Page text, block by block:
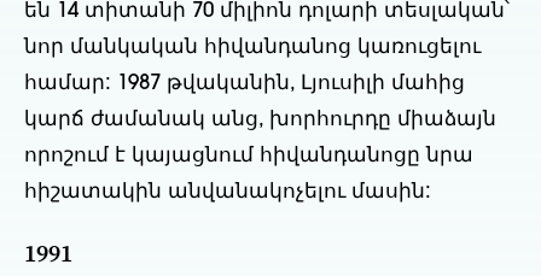
են 14 տիտանի 70 միլիոն դոլարի տեսլական՝
նոր մանկական հիվանդանոց կառուցելու
համար: 1987 թվականին, Լյուսիլի մահից
կարճ ժամանակ անց, խորհուրդը միաձայն
որոշում է կայացնում հիվանդանոցը նրա
հիշատակին անվանակոչելու մասին:
1991